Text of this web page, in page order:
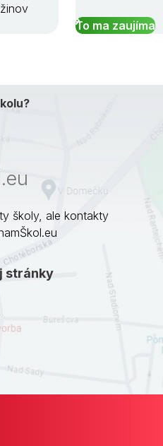
To ma zaujíma
školy, ale kontakty
stránky